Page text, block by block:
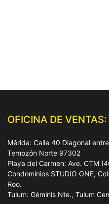
OFICINA DE VENTAS:
Mérida: Calle 40 Diagonal
Temozón Norte 97302
Playa del Carmen: Ave. CTM
Condominios STUDIO ONE,
Roo.
Tulum: Géminis Nte., Tulum